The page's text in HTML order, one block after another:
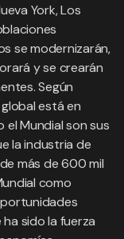
York, Los
se modernizarán,
y se crearán
Según
está en
Mundial son sus
la industria de
más de 600 mil
como
sido la fuerza